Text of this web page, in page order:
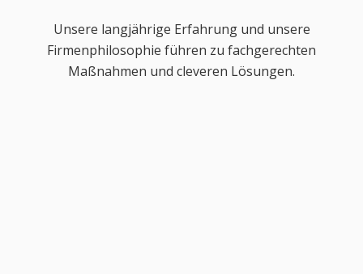
Unsere langjährige Erfahrung und unsere
Firmenphilosophie führen zu fachgerechten
Maßnahmen und cleveren Lösungen.